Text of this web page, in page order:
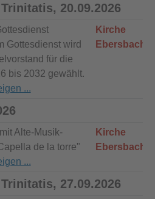
20.09.2026
Gottesdienst wird
für die
bis 2032 gewählt.
Kirche
Ebersbach
Alte-Musik-
de la torre"
Kirche
Ebersbach
27.09.2026